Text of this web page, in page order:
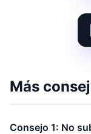
Más
Consejo 1: No